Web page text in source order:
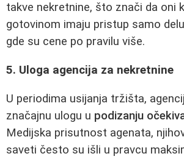
takve nekretnine, što znači da oni
gotovinom imaju pristup samo
gde su cene po pravilu više.
5. Uloga agencija za nekretnine
U periodima usijanja tržišta,
značajnu ulogu u podizanju
Medijska prisutnost agenata,
saveti često su išli u pravcu